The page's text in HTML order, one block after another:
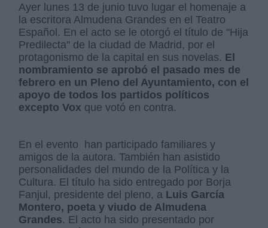
Ayer lunes 13 de junio tuvo lugar el homenaje a
la escritora Almudena Grandes en el Teatro
Español. En el acto se le otorgó el título de "Hija
Predilecta" de la ciudad de Madrid, por el
protagonismo de la capital en sus novelas. El
nombramiento se aprobó el pasado mes de
febrero en un Pleno del Ayuntamiento, con el
apoyo de todos los partidos políticos
excepto Vox que votó en contra.
En el evento han participado familiares y
amigos de la autora. También han asistido
personalidades del mundo de la Política y la
Cultura. El título ha sido entregado por Borja
Fanjul, presidente del pleno, a Luis García
Montero, poeta y viudo de Almudena
Grandes. El acto ha sido presentado por